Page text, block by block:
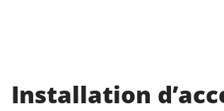
Installation